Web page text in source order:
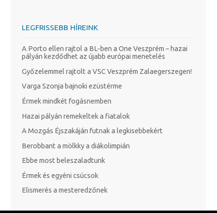
LEGFRISSEBB HÍREINK
A Porto ellen rajtol a BL-ben a One Veszprém – hazai
pályán kezdődhet az újabb európai menetelés
Győzelemmel rajtolt a VSC Veszprém Zalaegerszegen!
Varga Szonja bajnoki ezüstérme
Érmek mindkét fogásnemben
Hazai pályán remekeltek a fiatalok
A Mozgás Éjszakáján futnak a legkisebbekért
Berobbant a mölkky a diákolimpián
Ebbe most beleszaladtunk
Érmek és egyéni csúcsok
Elismerés a mesteredzőnek